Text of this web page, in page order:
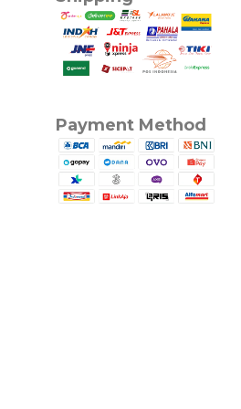
Payment Method